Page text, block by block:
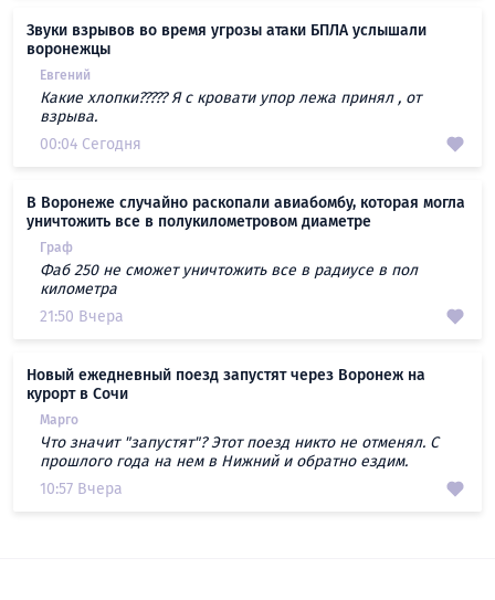
Звуки взрывов во время угрозы атаки БПЛА услышали
воронежцы
Евгений
Какие хлопки????? Я с кровати упор лежа принял , от
взрыва.
00:04 Сегодня
В Воронеже случайно раскопали авиабомбу, которая могла
уничтожить все в полукилометровом диаметре
Граф
Фаб 250 не сможет уничтожить все в радиусе в пол
километра
21:50 Вчера
Новый ежедневный поезд запустят через Воронеж на
курорт в Сочи
Марго
Что значит "запустят"? Этот поезд никто не отменял. С
прошлого года на нем в Нижний и обратно ездим.
10:57 Вчера